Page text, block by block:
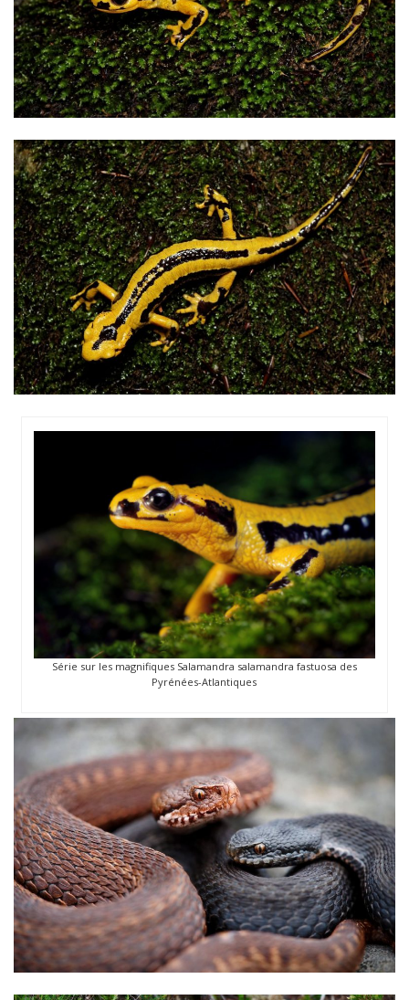
Série sur les magnifiques Salamandra salamandra fastuosa des
Pyrénées-Atlantiques